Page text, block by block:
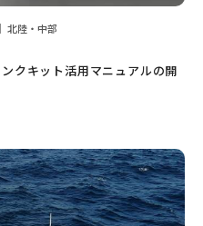
北陸・中部
クキット活用マニュアルの開